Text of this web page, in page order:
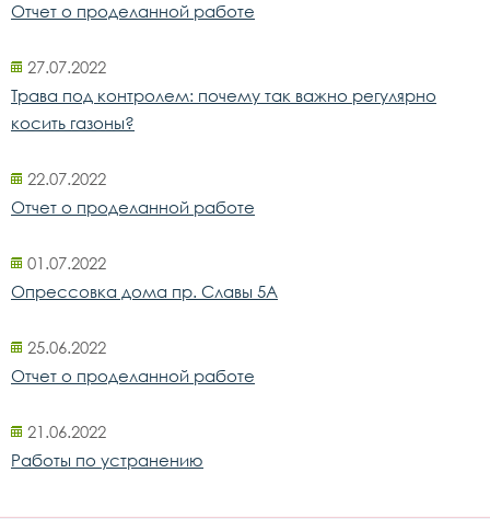
Отчет о проделанной работе
27.07.2022
Трава под контролем: почему так важно регулярно
косить газоны?
22.07.2022
Отчет о проделанной работе
01.07.2022
Опрессовка дома пр. Славы 5А
25.06.2022
Отчет о проделанной работе
21.06.2022
Работы по устранению